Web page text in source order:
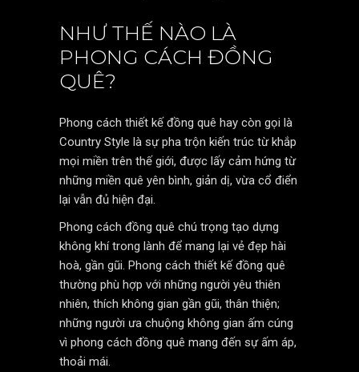
NHƯ THẾ NÀO LÀ
PHONG CÁCH ĐỒNG
QUÊ?
Phong cách thiết kế đồng quê hay còn gọi là
Country Style là sự pha trộn kiến trúc từ khắp
mọi miền trên thế giới, được lấy cảm hứng từ
những miền quê yên bình, giản dị, vừa cổ điển
lại vẫn đủ hiện đại.
Phong cách đồng quê chú trọng tạo dựng
không khí trong lành để mang lại vẻ đẹp hài
hoà, gần gũi. Phong cách thiết kế đồng quê
thường phù hợp với những người yêu thiên
nhiên, thích không gian gần gũi, thân thiện;
những người ưa chuộng không gian ấm cúng
vì phong cách đồng quê mang đến sự ấm áp,
thoải mái.